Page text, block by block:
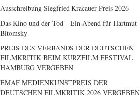
Ausschreibung Siegfried Kracauer Preis 2026
Das Kino und der Tod – Ein Abend für Hartmut
Bitomsky
PREIS DES VERBANDS DER DEUTSCHEN
FILMKRITIK BEIM KURZFILM FESTIVAL
HAMBURG VERGEBEN
EMAF MEDIENKUNSTPREIS DER
DEUTSCHEN FILMKRITIK 2026 VERGEBEN